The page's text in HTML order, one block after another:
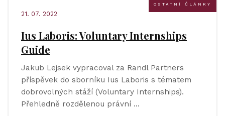
OSTATNÍ ČLÁNKY
21. 07. 2022
Ius Laboris: Voluntary Internships
Guide
Jakub Lejsek vypracoval za Randl Partners
příspěvek do sborníku Ius Laboris s tématem
dobrovolných stáží (Voluntary Internships).
Přehledně rozdělenou právní …